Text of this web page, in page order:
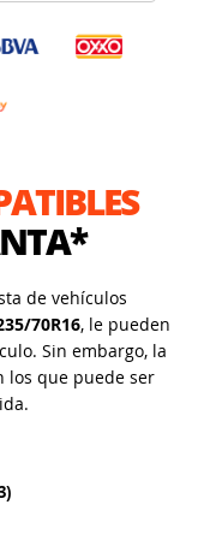
de vehículos
70R16, le pueden
Sin embargo, la
los que puede ser